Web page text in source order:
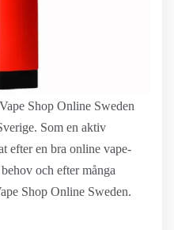
Shop Online Sweden
Som en aktiv
efter en bra online vape-
och efter många
Shop Online Sweden.